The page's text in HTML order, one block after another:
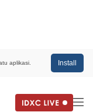
aplikasi. Install